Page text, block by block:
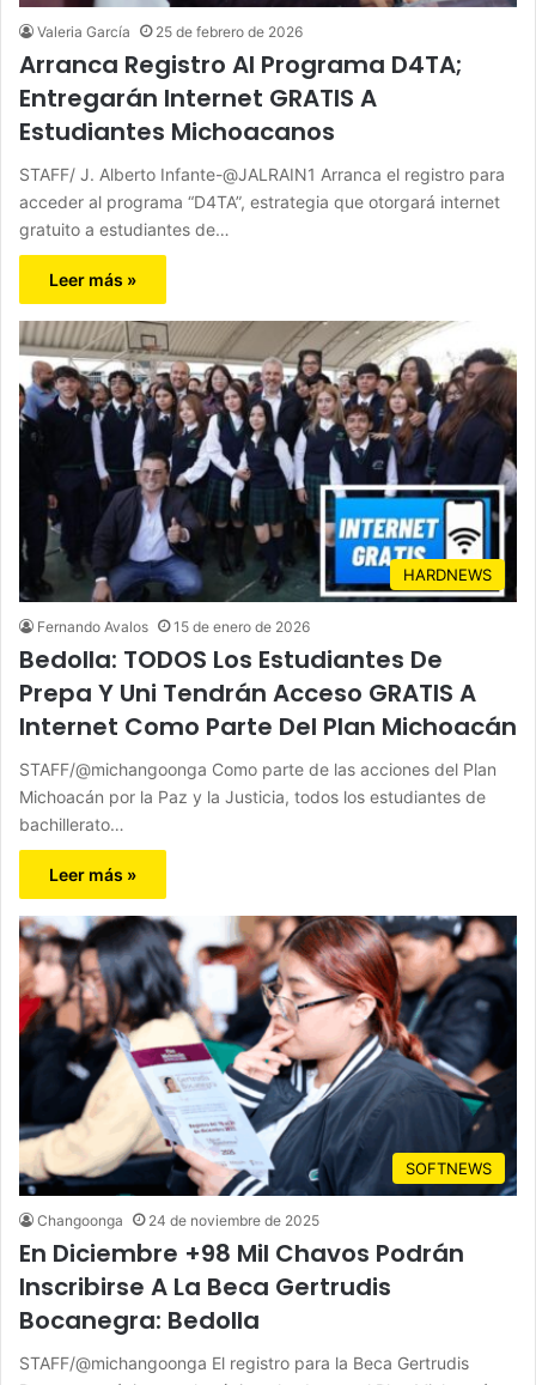
Valeria García 25 de febrero de 2026
Arranca Registro Al Programa D4TA;
Entregarán Internet GRATIS A
Estudiantes Michoacanos
STAFF/ J. Alberto Infante-@JALRAIN1 Arranca el registro para
acceder al programa “D4TA”, estrategia que otorgará internet
gratuito a estudiantes de…
Leer más »
HARDNEWS
Fernando Avalos 15 de enero de 2026
Bedolla: TODOS Los Estudiantes De
Prepa Y Uni Tendrán Acceso GRATIS A
Internet Como Parte Del Plan Michoacán
STAFF/@michangoonga Como parte de las acciones del Plan
Michoacán por la Paz y la Justicia, todos los estudiantes de
bachillerato…
Leer más »
SOFTNEWS
Changoonga 24 de noviembre de 2025
En Diciembre +98 Mil Chavos Podrán
Inscribirse A La Beca Gertrudis
Bocanegra: Bedolla
STAFF/@michangoonga El registro para la Beca Gertrudis